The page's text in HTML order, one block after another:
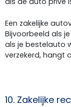
Een zakelijke
Bijvoorbeeld als
als je bestelauto
verzekerd, hangt
10. Zakelijke